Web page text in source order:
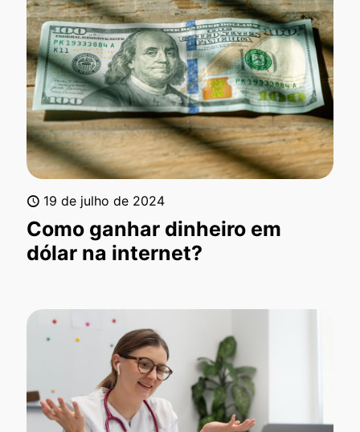
19 de julho de 2024
Como ganhar dinheiro em
dólar na internet?